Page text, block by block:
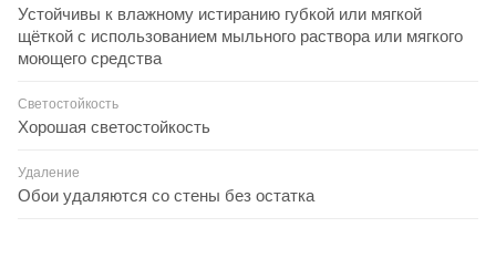
Устойчивы к влажному истиранию губкой или мягкой
щёткой с использованием мыльного раствора или мягкого
моющего средства
Светостойкость
Хорошая светостойкость
Удаление
Обои удаляются со стены без остатка